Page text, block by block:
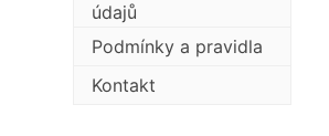
údajů
Podmínky a pravidla
Kontakt